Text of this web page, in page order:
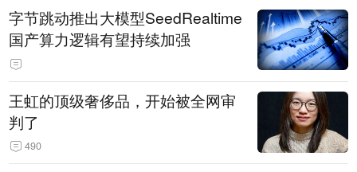
字节跳动推出大模型SeedRealtime
国产算力逻辑有望持续加强
王虹的顶级奢侈品，开始被全网审
判了
490